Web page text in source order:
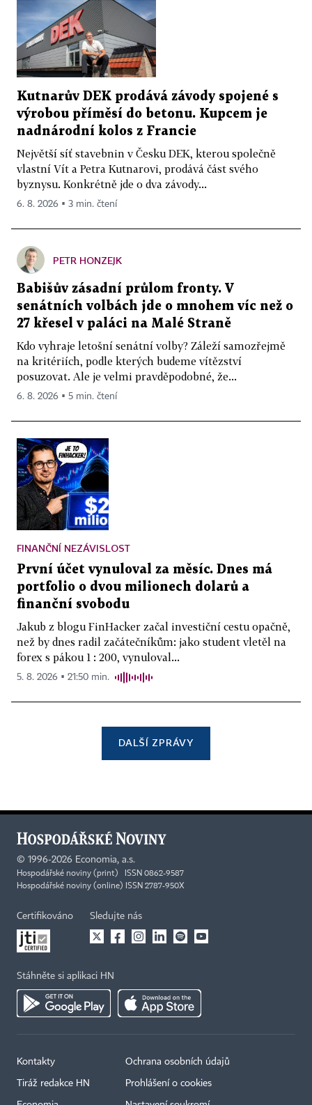
Kutnarův DEK prodává závody spojené s
výrobou příměsí do betonu. Kupcem je
nadnárodní kolos z Francie
Největší síť stavebnin v Česku DEK, kterou společně
vlastní Vít a Petra Kutnarovi, prodává část svého
byznysu. Konkrétně jde o dva závody...
6. 8. 2026 ▪ 3 min. čtení
PETR HONZEJK
Babišův zásadní průlom fronty. V
senátních volbách jde o mnohem víc než o
27 křesel v paláci na Malé Straně
Kdo vyhraje letošní senátní volby? Záleží samozřejmě
na kritériích, podle kterých budeme vítězství
posuzovat. Ale je velmi pravděpodobné, že...
6. 8. 2026 ▪ 5 min. čtení
FINANČNÍ NEZÁVISLOST
První účet vynuloval za měsíc. Dnes má
portfolio o dvou milionech dolarů a
finanční svobodu
Jakub z blogu FinHacker začal investiční cestu opačně,
než by dnes radil začátečníkům: jako student vletěl na
forex s pákou 1 : 200, vynuloval...
5. 8. 2026 ▪ 21:50 min.
DALŠÍ ZPRÁVY
© 1996-2026 Economia, a.s.
Hospodářské noviny (print) ISSN 0862-9587
Hospodářské noviny (online) ISSN 2787-950X
Certifikováno Sledujte nás
Stáhněte si aplikaci HN
Kontakty
Tiráž redakce HN
Ochrana osobních údajů
Prohlášení o cookies